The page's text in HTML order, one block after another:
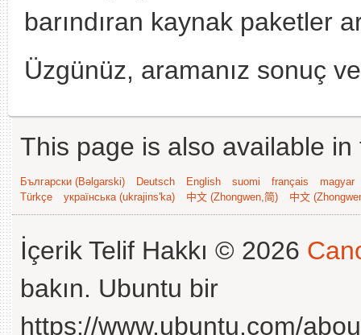
barındıran kaynak paketler
Üzgünüz, aramanız sonuç
This page is also available
Български (Bəlgarski) Deutsch English suomi français
magyar
Türkçe
українська (ukrajins'ka) 中文 (Zhongwen,简) 中文
İçerik Telif Hakkı © 2026
bakın. Ubuntu bir
https://www.ubuntu.com/